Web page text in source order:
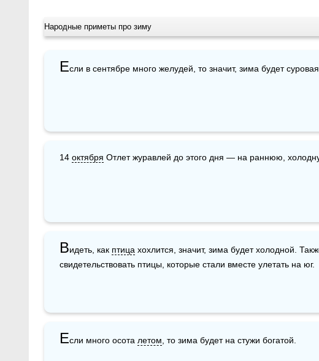
Народные приметы про зиму
Если в сентябре много желудей, то значит, зима будет суровая.
14 октября Отлет журавлей до этого дня — на раннюю,
Видеть, как птица хохлится, значит, зима будет холодной.
свидетельствовать птицы, которые стали вместе улетать на юг.
Если много осота летом , то зима будет на стужи богатой.